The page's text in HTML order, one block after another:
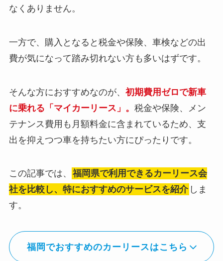
なくありません。
一方で、購入となると税金や保険、車検などの出
費が気になって踏み切れない方も多いはずです。
そんな方におすすめなのが、 初期費用ゼロで新車
に乗れる「マイカーリース」。 税金や保険、メン
テナンス費用も月額料金に含まれているため、支
出を抑えつつ車を持ちたい方にぴったりです。
この記事では、
福岡県で利用できるカーリース会
社を比較し、特におすすめのサービスを紹介 しま
す。
福岡でおすすめのカーリースはこちら